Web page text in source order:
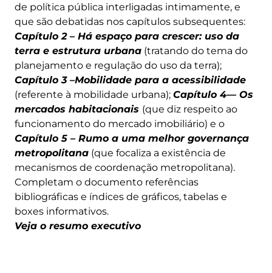
de política pública interligadas intimamente, e
que são debatidas nos capítulos subsequentes:
Capítulo 2 – Há espaço para crescer: uso da
terra e estrutura urbana (tratando do tema do
planejamento e regulação do uso da terra);
Capítulo 3 –Mobilidade para a acessibilidade
(referente à mobilidade urbana); Capítulo 4— Os
mercados habitacionais (que diz respeito ao
funcionamento do mercado imobiliário) e o
Capítulo 5 – Rumo a uma melhor governança
metropolitana (que focaliza a existência de
mecanismos de coordenação metropolitana).
Completam o documento referências
bibliográficas e índices de gráficos, tabelas e
boxes informativos.
Veja o resumo executivo